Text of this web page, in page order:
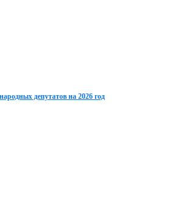
депутатов на 2026 год